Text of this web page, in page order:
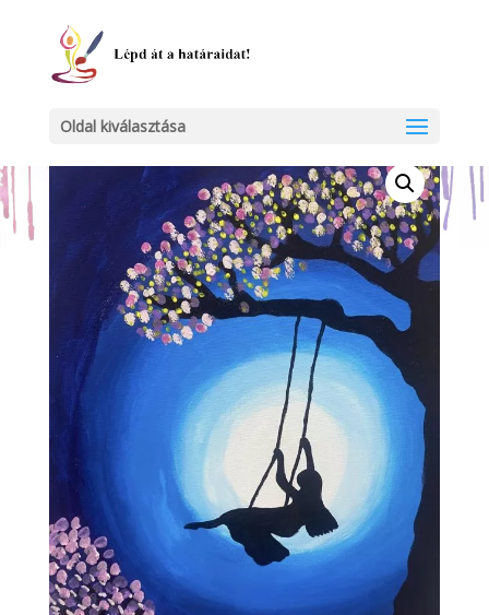
Oldal kiválasztása
Kezdőlap/Egyéb/ Hinta